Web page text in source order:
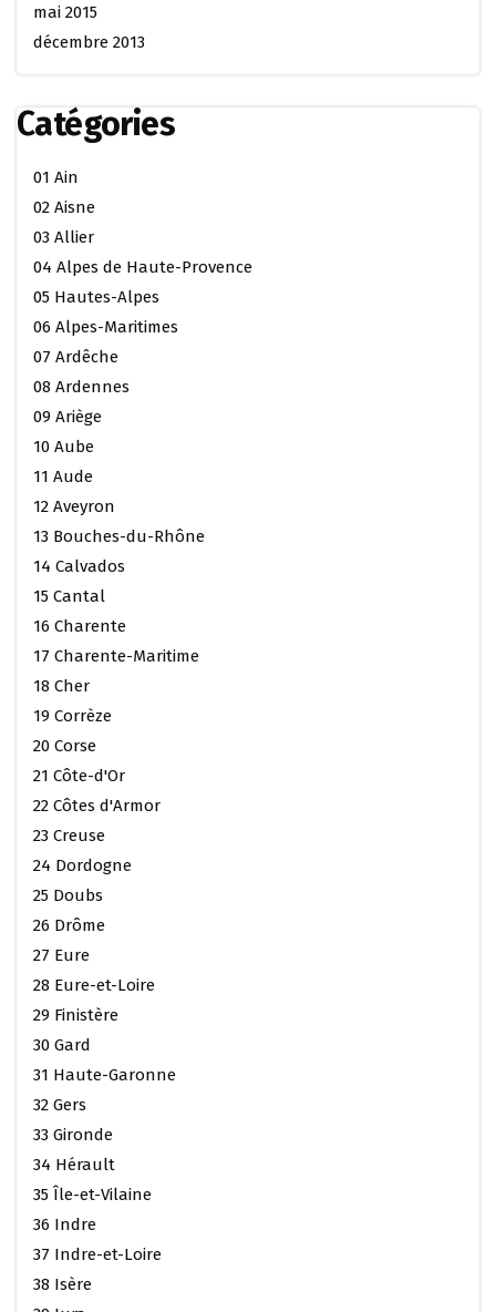
mai 2015
décembre 2013
Catégories
01 Ain
02 Aisne
03 Allier
04 Alpes de Haute-Provence
05 Hautes-Alpes
06 Alpes-Maritimes
07 Ardêche
08 Ardennes
09 Ariège
10 Aube
11 Aude
12 Aveyron
13 Bouches-du-Rhône
14 Calvados
15 Cantal
16 Charente
17 Charente-Maritime
18 Cher
19 Corrèze
20 Corse
21 Côte-d'Or
22 Côtes d'Armor
23 Creuse
24 Dordogne
25 Doubs
26 Drôme
27 Eure
28 Eure-et-Loire
29 Finistère
30 Gard
31 Haute-Garonne
32 Gers
33 Gironde
34 Hérault
35 Île-et-Vilaine
36 Indre
37 Indre-et-Loire
38 Isère